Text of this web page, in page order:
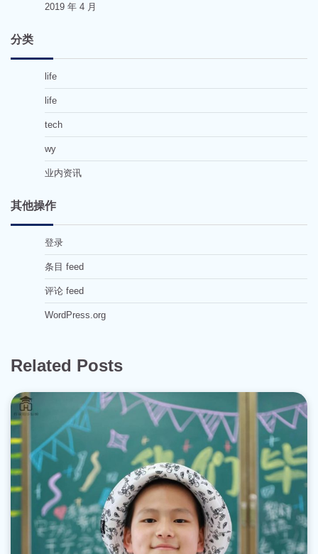
2019 年 4 月
分类
life
life
tech
wy
业内资讯
其他操作
登录
条目 feed
评论 feed
WordPress.org
Related Posts